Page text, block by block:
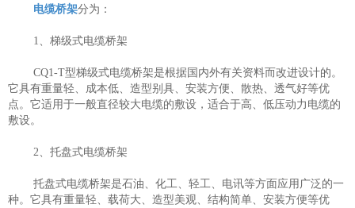
电缆桥架分为：
1、梯级式电缆桥架
CQ1-T型梯级式电缆桥架是根据国内外有关资料而改进设计的。
它具有重量轻、成本低、造型别具、安装方便、散热、透气好等优
点。它适用于一般直径较大电缆的敷设，适合于高、低压动力电缆的
敷设。
2、托盘式电缆桥架
托盘式电缆桥架是石油、化工、轻工、电讯等方面应用 广泛的一
种。它具有重量轻、载荷大、造型美观、结构简单、安装方便等优